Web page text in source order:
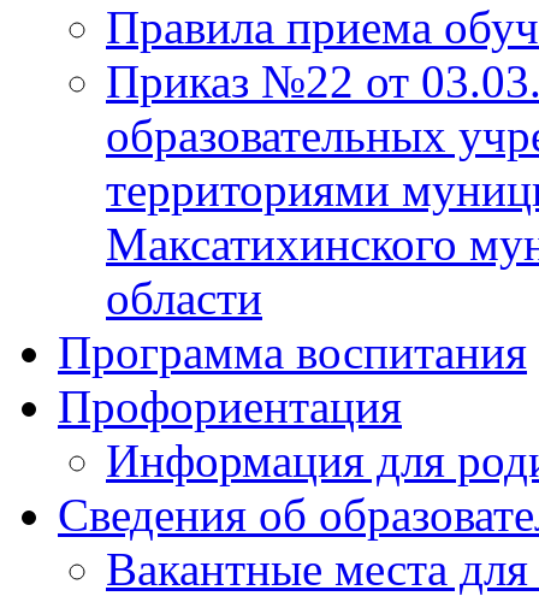
Правила приема
Приказ №22 от
образовательных
территориями
Максатихинского
области
Программа воспитания
Профориентация
Информация для
Сведения об
Вакантные места